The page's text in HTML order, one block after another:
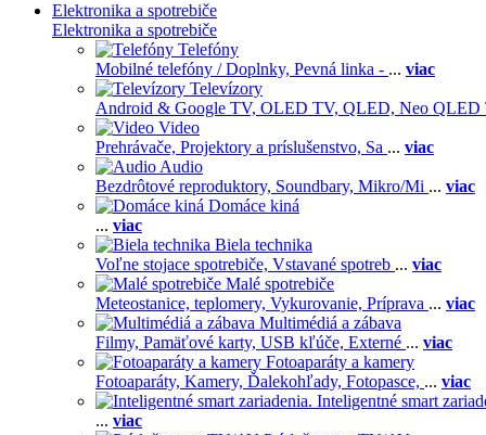
Elektronika a spotrebiče
Elektronika a spotrebiče
Telefóny
Mobilné telefóny / Doplnky, Pevná linka - ... viac
Televízory
Android & Google TV, OLED TV, QLED, Neo QLED
Video
Prehrávače, Projektory a príslušenstvo, Sa ... viac
Audio
Bezdrôtové reproduktory, Soundbary, Mikro/Mi ... viac
Domáce kiná
... viac
Biela technika
Voľne stojace spotrebiče, Vstavané spotreb ... viac
Malé spotrebiče
Meteostanice, teplomery, Vykurovanie, Príprava ... viac
Multimédiá a zábava
Filmy, Pamäťové karty, USB kľúče, Externé ... viac
Fotoaparáty a kamery
Fotoaparáty, Kamery, Ďalekohľady, Fotopasce, ... viac
Inteligentné smart
... viac